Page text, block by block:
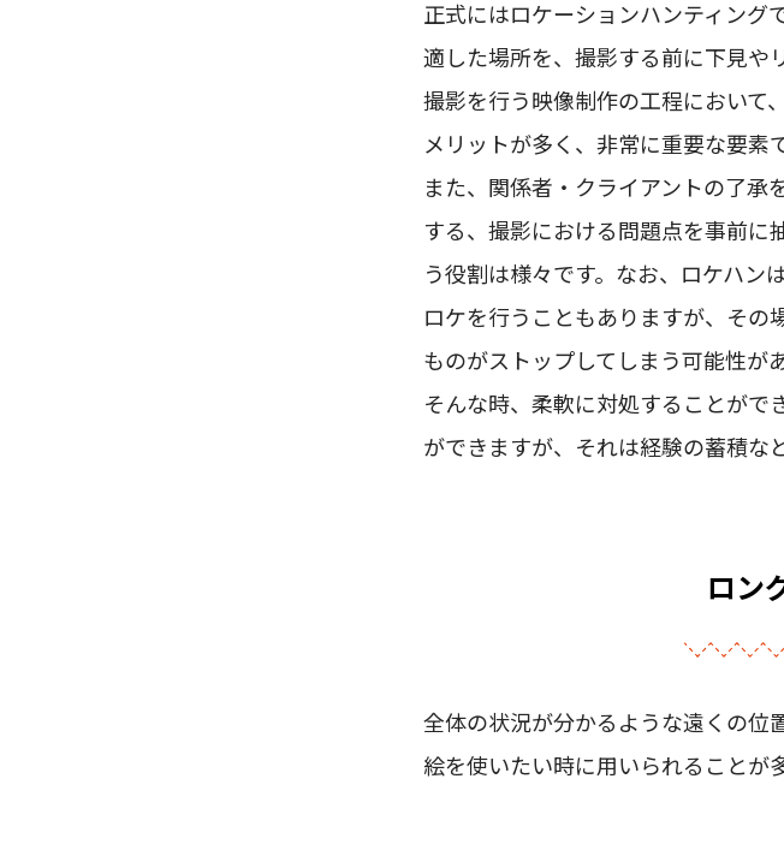
正式にはロケーションハンティング
適した場所を、撮影する前に下見や
撮影を行う映像制作の工程において
メリットが多く、非常に重要な要素で
また、関係者・クライアントの了
する、撮影における問題点を事前に
う役割は様々です。なお、ロケハン
ロケを行うこともありますが、その
ものがストップしてしまう可能性が
そんな時、柔軟に対処することがで
ができますが、それは経験の蓄積な
ロン
全体の状況が分かるような遠くの位
絵を使いたい時に用いられることが